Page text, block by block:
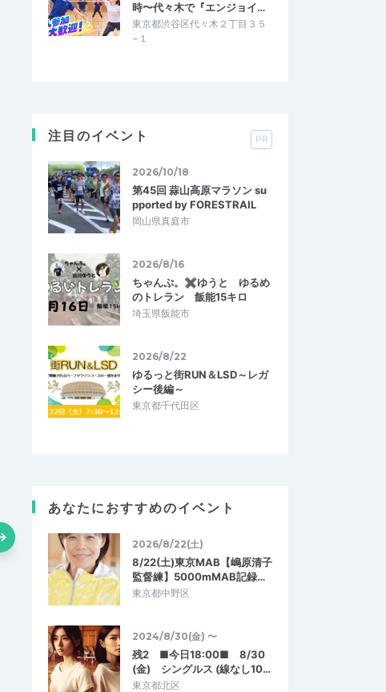
バルは侮れない
インターバル好きなので
ではやり切れない練習で
走ってくださるメンバ…
【ボス練】300m×10本
公園
2026/7/12
10kmとはまた別もので
ルドとはまた違った事が必要になるなあと
感じて走っていました。同じ練習に取り…
7/11(土)東京MAB【嶋原清子監督練】15k
mビルドアップ走＠代々木公園
時〜代々木で『エンジョイ…
東京都渋谷区代々木２丁目３５
−１
注目のイベント PR
2026/10/18
第45回 蒜山高原マラソン su
pported by FORESTRAIL
岡山県真庭市
2026/8/16
ちゃんぷ。✖ゆうと ゆるめ
のトレラン 飯能15キロ
埼玉県飯能市
2026/8/22
ゆるっと街RUN＆LSD～レガ
シー後編～
東京都千代田区
あなたにおすすめのイベント
2026/8/22(土)
8/22(土)東京MAB【嶋原清子
監督練】5000mMAB記録…
東京都中野区
2024/8/30(金) 〜
残2 ■今日18:00■ 8/30
(金) シングルス (線なし10…
東京都北区